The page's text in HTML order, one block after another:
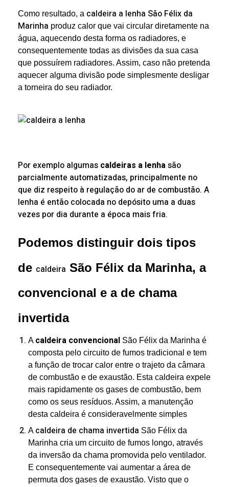
Como resultado, a caldeira a lenha São Félix da
Marinha produz calor que vai circular diretamente na
água, aquecendo desta forma os radiadores, e
consequentemente todas as divisões da sua casa
que possuírem radiadores. Assim, caso não pretenda
aquecer alguma divisão pode simplesmente desligar
a torneira do seu radiador.
Por exemplo algumas caldeiras a lenhasão
parcialmente automatizadas, principalmente no
que diz respeito à regulação do ar de combustão. A
lenha é então colocada no depósito uma a duas
vezes por dia durante a época mais fria.
Podemos distinguir dois tipos
de caldeira São Félix da Marinha, a
convencional e a de chama
invertida
A caldeira convencional São Félix da Marinha é
composta pelo circuito de fumos tradicional e tem
a função de trocar calor entre o trajeto da câmara
de combustão e de exaustão. Esta caldeira expele
mais rapidamente os gases de combustão, bem
como os seus resíduos. Assim, a manutenção
desta caldeira é consideravelmente simples
A caldeira de chama invertida São Félix da
Marinha cria um circuito de fumos longo, através
da inversão da chama promovida pelo ventilador.
E consequentemente vai aumentar a área de
permuta dos gases de exaustão. Visto que o